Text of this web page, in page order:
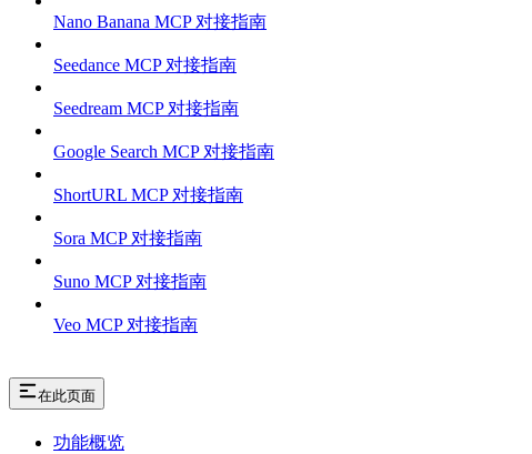
Nano Banana MCP 对接指南
Seedance MCP 对接指南
Seedream MCP 对接指南
Google Search MCP 对接指南
ShortURL MCP 对接指南
Sora MCP 对接指南
Suno MCP 对接指南
Veo MCP 对接指南
在此页面
功能概览